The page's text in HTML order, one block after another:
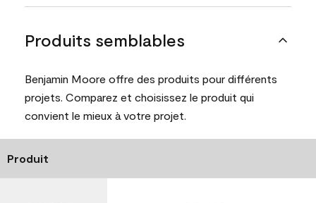
Produits semblables
Benjamin Moore offre des produits pour différents
projets. Comparez et choisissez le produit qui
convient le mieux à votre projet.
Produit